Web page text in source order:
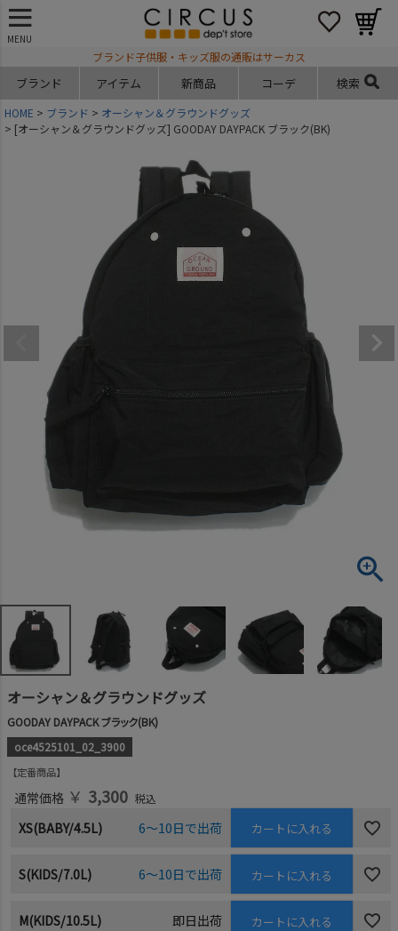
MENU
ブランド子供服・キッズ服の通販はサーカス
ブランド アイテム 新商品 コーデ 検索
HOME ブランド
オーシャン＆グラウンドグッズ
[オーシャン＆グラウンドグッズ] GOODAY DAYPACK ブラック(BK)
オーシャン＆グラウンドグッズ
GOODAY DAYPACK ブラック(BK)
oce4525101_02_3900
定番商品
通常価格 ￥ 3,300 税込
XS(BABY/4.5L) 6～10日で出荷 カートに入れる
S(KIDS/7.0L) 6～10日で出荷 カートに入れる
M(KIDS/10.5L) 即日出荷 カートに入れる